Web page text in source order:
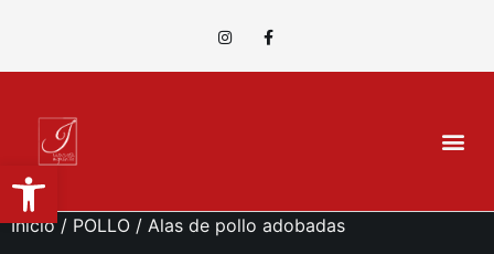
Abrir barra de herramientas
Inicio/ POLLO / Alas de pollo adobadas